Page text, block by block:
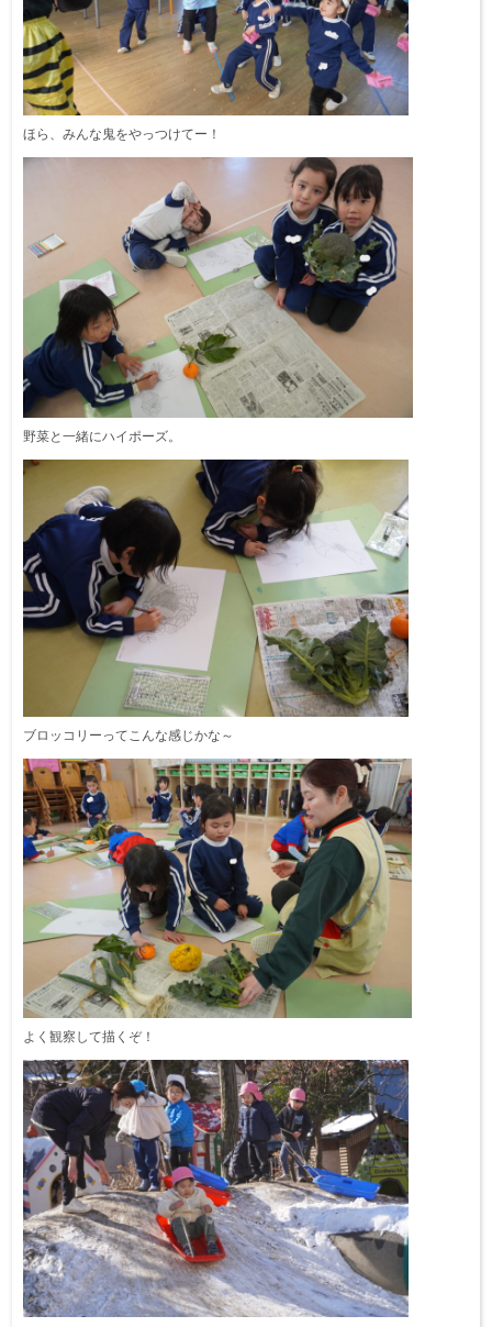
ほら、みんな鬼をやっつけてー！
野菜と一緒にハイポーズ。
ブロッコリーってこんな感じかな～
よく観察して描くぞ！